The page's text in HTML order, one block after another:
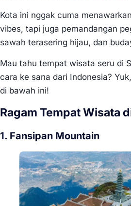
Kota ini nggak cuma
vibes, tapi juga pemandangan
sawah terasering hijau, dan
Mau tahu tempat wisata seru di
cara ke sana dari Indonesia?
di bawah ini!
Ragam Tempat Wisata
1. Fansipan Mountain